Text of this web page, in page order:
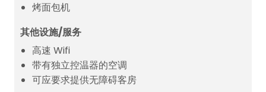
烤面包机
其他设施/服务
高速 Wifi
带有独立控温器的空调
可应要求提供无障碍客房